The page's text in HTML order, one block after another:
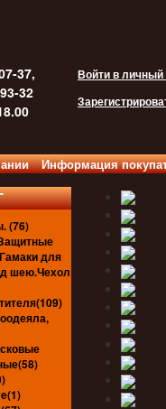
37,
32
Войти в личный
Информация
(76)
для
шею.Чехол